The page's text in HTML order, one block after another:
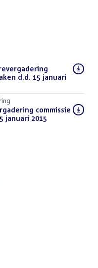
d.d. 15 januari
commissie
januari 2015